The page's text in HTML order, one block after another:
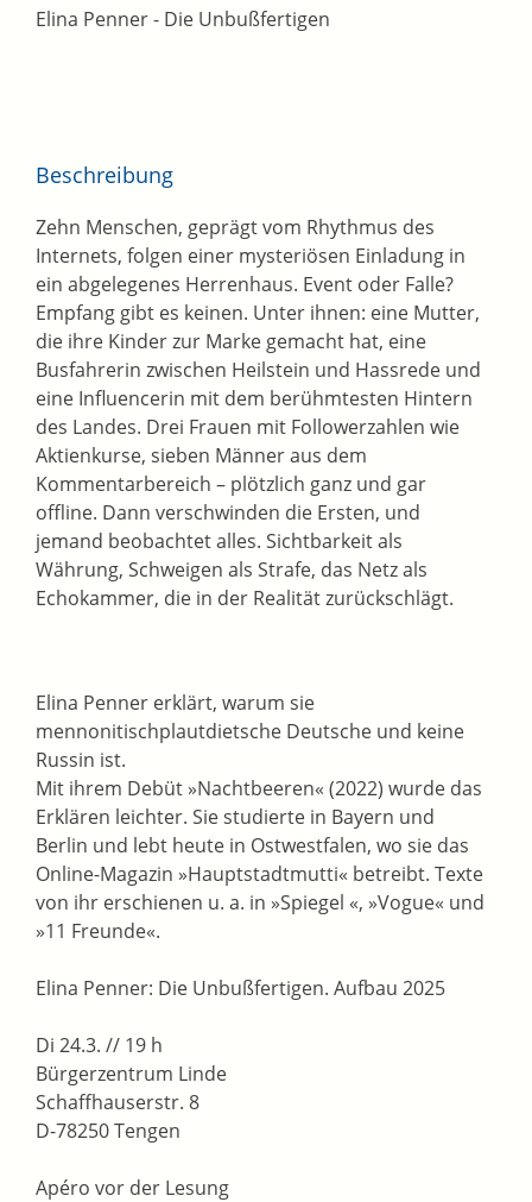
Elina Penner - Die Unbußfertigen
Beschreibung
Zehn Menschen, geprägt vom Rhythmus des
Internets, folgen einer mysteriösen Einladung in
ein abgelegenes Herrenhaus. Event oder Falle?
Empfang gibt es keinen. Unter ihnen: eine Mutter,
die ihre Kinder zur Marke gemacht hat, eine
Busfahrerin zwischen Heilstein und Hassrede und
eine Influencerin mit dem berühmtesten Hintern
des Landes. Drei Frauen mit Followerzahlen wie
Aktienkurse, sieben Männer aus dem
Kommentarbereich – plötzlich ganz und gar
offline. Dann verschwinden die Ersten, und
jemand beobachtet alles. Sichtbarkeit als
Währung, Schweigen als Strafe, das Netz als
Echokammer, die in der Realität zurückschlägt.
Elina Penner erklärt, warum sie
mennonitischplautdietsche Deutsche und keine
Russin ist.
Mit ihrem Debüt »Nachtbeeren« (2022) wurde das
Erklären leichter. Sie studierte in Bayern und
Berlin und lebt heute in Ostwestfalen, wo sie das
Online-Magazin »Hauptstadtmutti« betreibt. Texte
von ihr erschienen u. a. in »Spiegel «, »Vogue« und
»11 Freunde«.
Elina Penner: Die Unbußfertigen. Aufbau 2025
Di 24.3. // 19 h
Bürgerzentrum Linde
Schaffhauserstr. 8
D-78250 Tengen
Apéro vor der Lesung